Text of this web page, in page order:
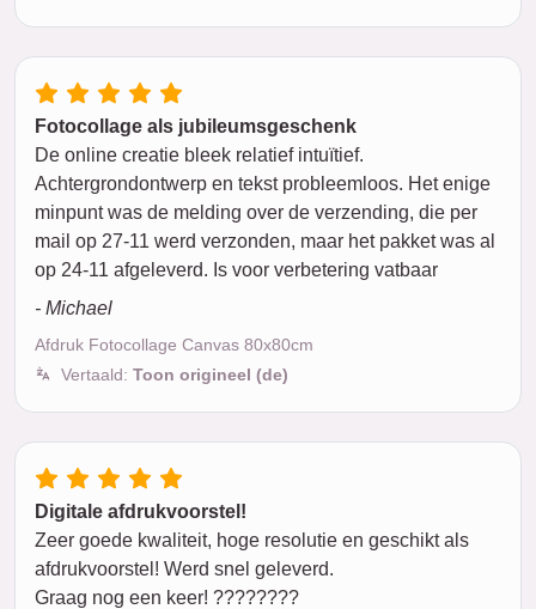
Fotocollage als jubileumsgeschenk
De online creatie bleek relatief intuïtief.
Achtergrondontwerp en tekst probleemloos. Het enige
minpunt was de melding over de verzending, die per
mail op 27-11 werd verzonden, maar het pakket was al
op 24-11 afgeleverd. Is voor verbetering vatbaar
- Michael
Afdruk Fotocollage Canvas 80x80cm
Vertaald: Toon origineel (de)
Digitale afdrukvoorstel!
Zeer goede kwaliteit, hoge resolutie en geschikt als
afdrukvoorstel! Werd snel geleverd.
Graag nog een keer! ????????